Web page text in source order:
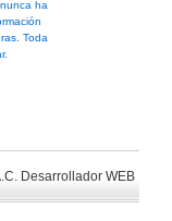
ha
Toda
Desarrollador WEB